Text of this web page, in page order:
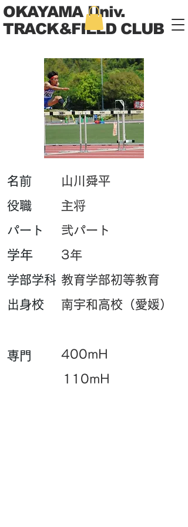
OKAYAMA Univ.
TRACK&FIELD CLUB
​名前
山川舜平
​役職
主将
パート
学年
弐パート
3年
​学部学科 教育学部初等教育
​出身校
南宇和高校（愛媛）
専門
400mH
110mH